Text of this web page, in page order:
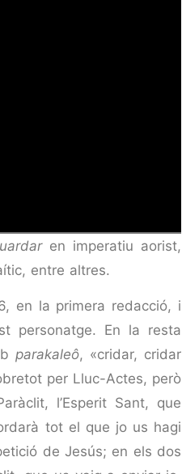
en imperatiu aorist,
entre altres.
en la primera redacció, i
personatge. En la resta
parakaleô, «cridar, cridar
per Lluc-Actes, però
l’Esperit Sant, que
tot el que jo us hagi
de Jesús; en els dos